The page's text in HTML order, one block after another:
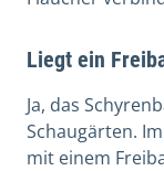
Liegt ein
Ja, das
Schaugärten.
mit einem